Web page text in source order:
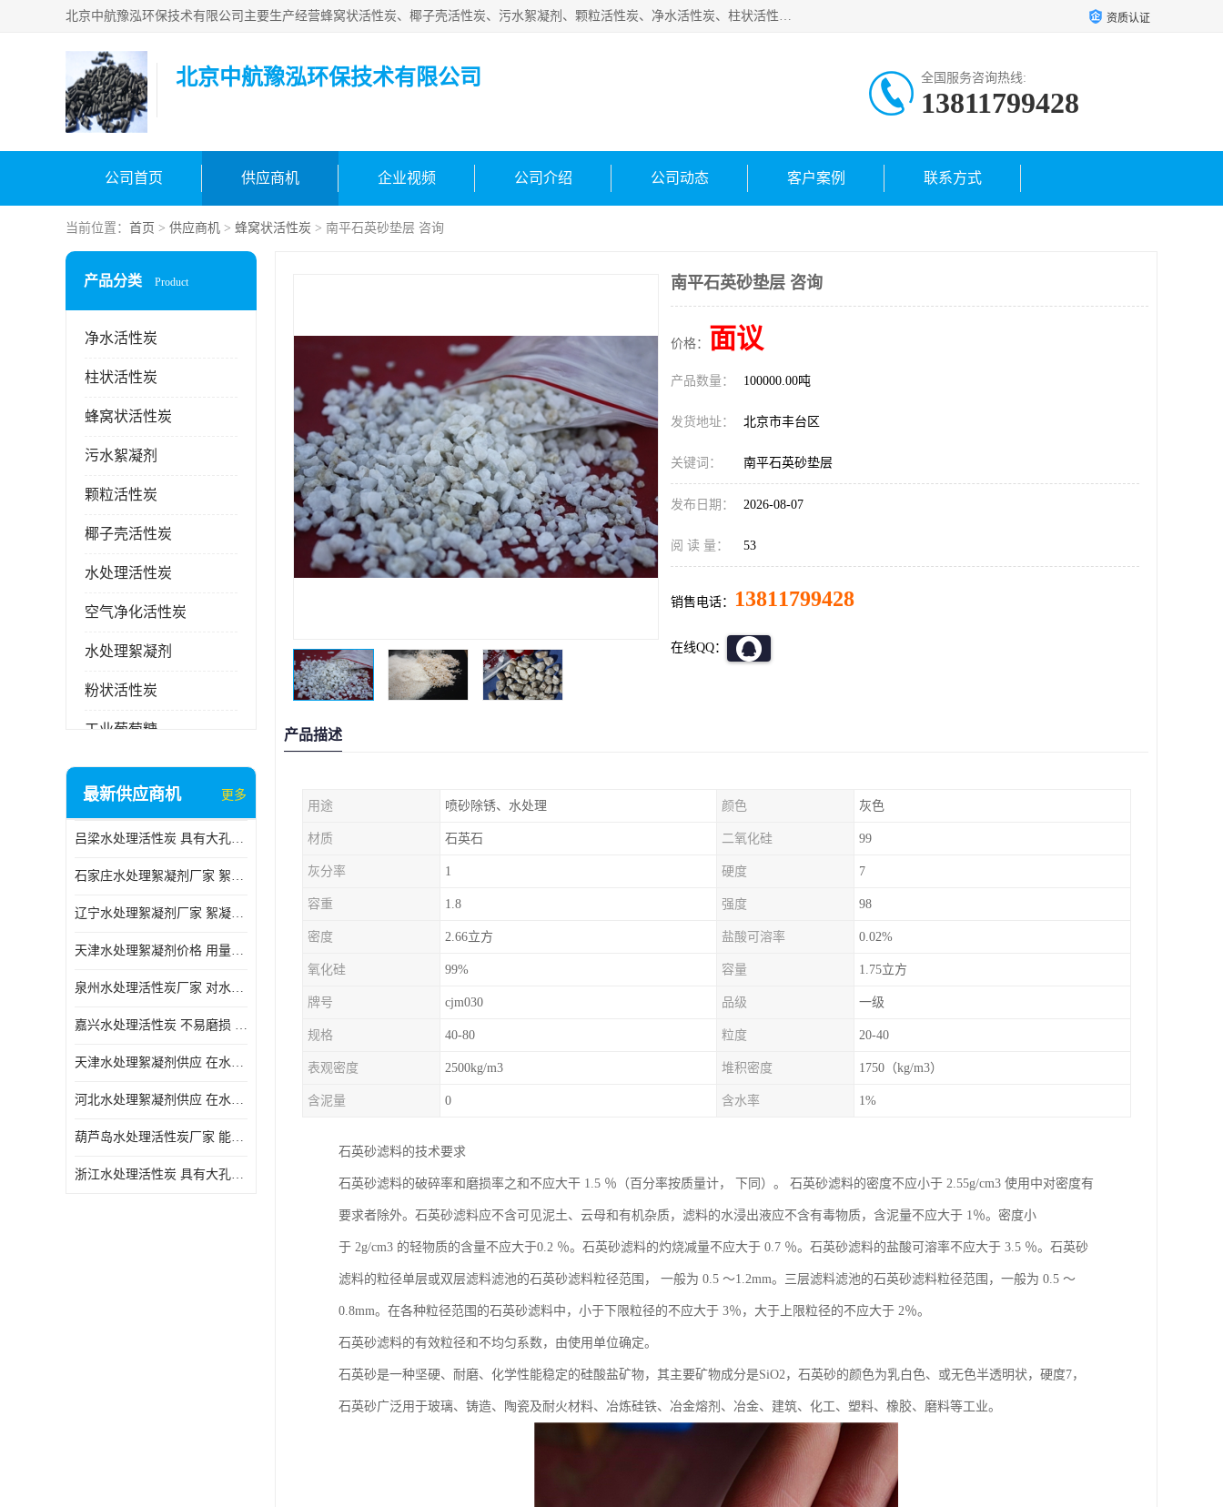
北京中航豫泓环保技术有限公司主要生产经营蜂窝状活性炭、椰子壳活性炭、污水絮凝剂、颗粒活性炭、净水活性炭、柱状活性炭等水处理和空气净化产品，品质信赖、服务保障。是您理想的合作伙伴。欢迎来电咨询！ 资质认证
北京中航豫泓环保技术有限公司 全国服务咨询热线:
13811799428
公司首页 供应商机 企业视频 公司介绍 公司动态 客户案例 联系方式
当前位置： 首页 > 供应商机 > 蜂窝状活性炭 > 南平石英砂垫层 咨询
产品分类 Product
净水活性炭
柱状活性炭
蜂窝状活性炭
污水絮凝剂
颗粒活性炭
椰子壳活性炭
水处理活性炭
空气净化活性炭
水处理絮凝剂
粉状活性炭
工业葡萄糖
废气处理活性炭
块状活性炭
最新供应商机 更多
吕梁水处理活性炭 具有大孔结构 适用于多种水处理工艺和需求
石家庄水处理絮凝剂厂家 絮凝速度快 便于后续的沉淀和过滤处理
辽宁水处理絮凝剂厂家 絮凝效果好 使水质得到明显的改善
天津水处理絮凝剂价格 用量相对较少 便于后续的沉淀和过滤处理
泉州水处理活性炭厂家 对水中的微小颗粒有较好的去除效果
嘉兴水处理活性炭 不易磨损 碎裂和粉化 能够吸附大分子有机物
天津水处理絮凝剂供应 在水中的稳定性较好 絮凝速度快
河北水处理絮凝剂供应 在水中的稳定性较好 用量相对较少
葫芦岛水处理活性炭厂家 能够吸附大分子有机物 可再生能力较强
浙江水处理活性炭 具有大孔结构 具有较高的吸附能力
南平石英砂垫层 咨询
价格： 面议
产品数量： 100000.00吨
发货地址： 北京市丰台区
关键词： 南平石英砂垫层
发布日期： 2026-08-07
阅 读 量： 53
销售电话： 13811799428
在线QQ：
产品描述
用途 喷砂除锈、水处理 颜色 灰色
材质 石英石 二氧化硅 99
灰分率 1 硬度 7
容重 1.8 强度 98
密度 2.66立方 盐酸可溶率 0.02%
氧化硅 99% 容量 1.75立方
牌号 cjm030 品级 一级
规格 40-80 粒度 20-40
表观密度 2500kg/m3 堆积密度 1750（kg/m3）
含泥量 0 含水率 1%
石英砂滤料的技术要求
石英砂滤料的破碎率和磨损率之和不应大干 1.5 ％（百分率按质量计， 下同）。 石英砂滤料的密度不应小于 2.55g/cm3 使用中对密度有
要求者除外。石英砂滤料应不含可见泥土、云母和有机杂质，滤料的水浸出液应不含有毒物质，含泥量不应大于 1％。密度小
于 2g/cm3 的轻物质的含量不应大于0.2 ％。石英砂滤料的灼烧减量不应大于 0.7 ％。石英砂滤料的盐酸可溶率不应大于 3.5 ％。石英砂
滤料的粒径单层或双层滤料滤池的石英砂滤料粒径范围， 一般为 0.5 ～1.2mm。三层滤料滤池的石英砂滤料粒径范围，一般为 0.5 ～
0.8mm。在各种粒径范围的石英砂滤料中，小于下限粒径的不应大于 3％，大于上限粒径的不应大于 2％。
石英砂滤料的有效粒径和不均匀系数，由使用单位确定。
石英砂是一种坚硬、耐磨、化学性能稳定的硅酸盐矿物，其主要矿物成分是SiO2，石英砂的颜色为乳白色、或无色半透明状，硬度7，
石英砂广泛用于玻璃、铸造、陶瓷及耐火材料、冶炼硅铁、冶金熔剂、冶金、建筑、化工、塑料、橡胶、磨料等工业。